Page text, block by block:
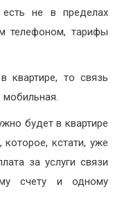
не в пределах
телефоном, тарифы
квартире, то связь
будет в квартире
которое, кстати, уже
за услуги связи
счету и одному